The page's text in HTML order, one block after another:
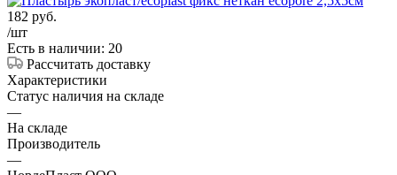
182 руб.
/шт
Есть в наличии: 20
Рассчитать доставку
Характеристики
Статус наличия на складе
—
На складе
Производитель
—